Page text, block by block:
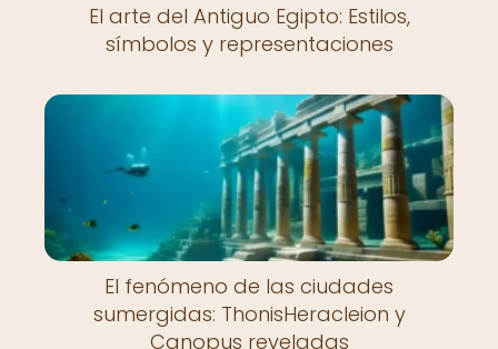
El arte del Antiguo Egipto: Estilos,
símbolos y representaciones
El fenómeno de las ciudades
sumergidas: ThonisHeracleion y
Canopus reveladas